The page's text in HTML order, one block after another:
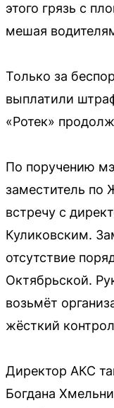
этого грязь с
мешая
Только за
выплатили
«Ротек»
По поручению
заместитель по
встречу с
Куликовским.
отсутствие
Октябрьской.
возьмёт
жёсткий
Директор АКС
Богдана